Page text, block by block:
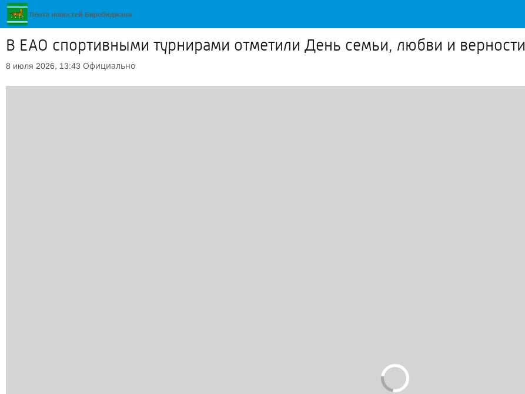
В ЕАО спортивными турнирами отметили День семьи, любви и верности
8 июля 2026, 13:43 Официально